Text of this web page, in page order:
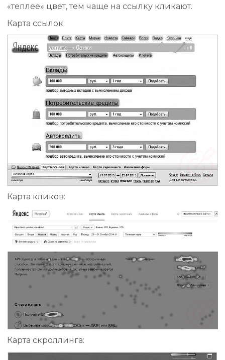
«теплее» цвет, тем чаще на ссылку кликают.
Карта ссылок:
Карта кликов:
Карта скроллинга: